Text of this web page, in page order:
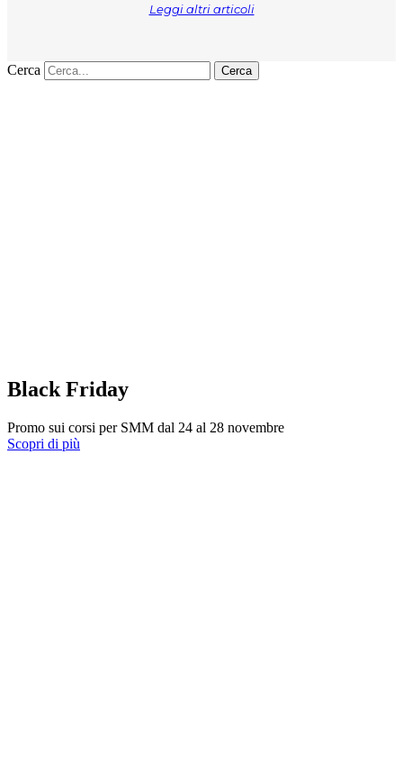
Leggi altri articoli
Cerca Cerca
Black Friday
Promo sui corsi per SMM dal 24 al 28 novembre
Scopri di più